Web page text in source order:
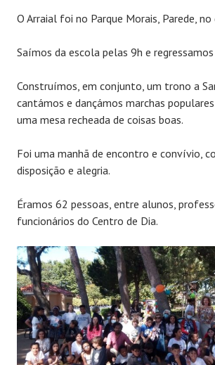
O Arraial foi no Parque Morais, Parede, no
Saímos da escola pelas 9h e
Construímos, em conjunto, um trono a
cantámos e dançámos marchas
uma mesa recheada de coisas boas.
Foi uma manhã de encontro e convívio,
disposição e alegria.
Éramos 62 pessoas, entre alunos,
funcionários do Centro de Dia.